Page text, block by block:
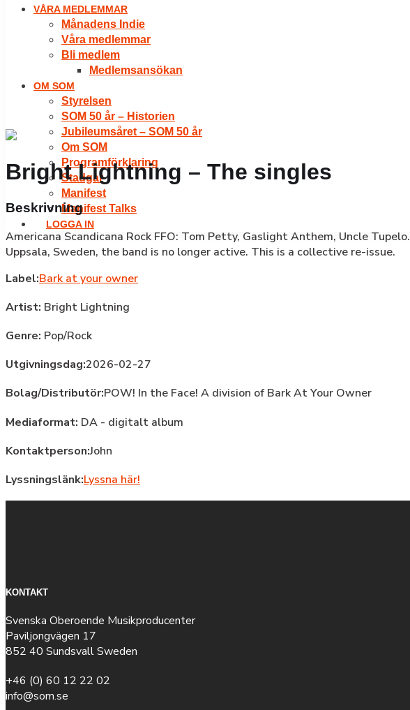
VÅRA MEDLEMMAR
Månadens Indie
Våra medlemmar
Bli medlem
Medlemsansökan
OM SOM
Styrelsen
SOM 50 år – Historien
Jubileumsåret – SOM 50 år
Om SOM
Programförklaring
Stadgar
Manifest
Manifest Talks
LOGGA IN
Bright Lightning – The singles
Beskrivning
Americana Scandicana Rock FFO: Tom Petty, Gaslight Anthem, Uncle
Uppsala, Sweden, the band is no longer active. This is a collective re-issue.
Label:Bark at your owner
Artist: Bright Lightning
Genre: Pop/Rock
Utgivningsdag:2026-02-27
Bolag/Distributör:POW! In the Face! A division of Bark At Your Owner
Mediaformat: DA - digitalt album
Kontaktperson:John
Lyssningslänk:Lyssna här!
KONTAKT
Svenska Oberoende Musikproducenter
Paviljongvägen 17
852 40 Sundsvall Sweden
+46 (0) 60 12 22 02
info@som.se